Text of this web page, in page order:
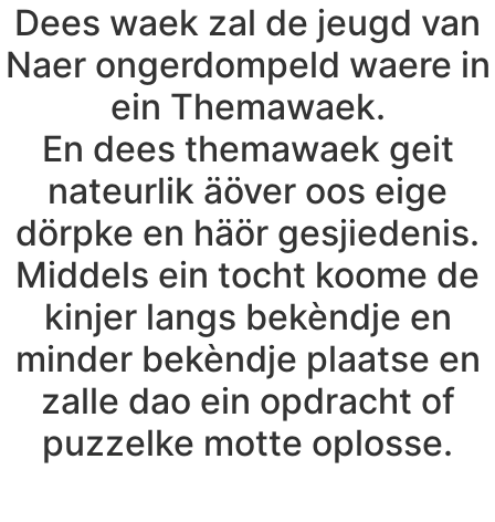
Dees waek zal de jeugd van
Naer ongerdompeld waere in
ein Themawaek.
En dees themawaek geit
nateurlik äöver oos eige
dörpke en häör gesjiedenis.
Middels ein tocht koome de
kinjer langs bekèndje en
minder bekèndje plaatse en
zalle dao ein opdracht of
puzzelke motte oplosse.